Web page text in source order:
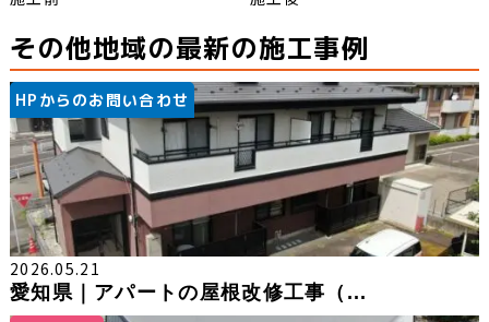
その他地域の最新の施工事例
HPからのお問い合わせ
2026.05.21
愛知県｜アパートの屋根改修工事（...